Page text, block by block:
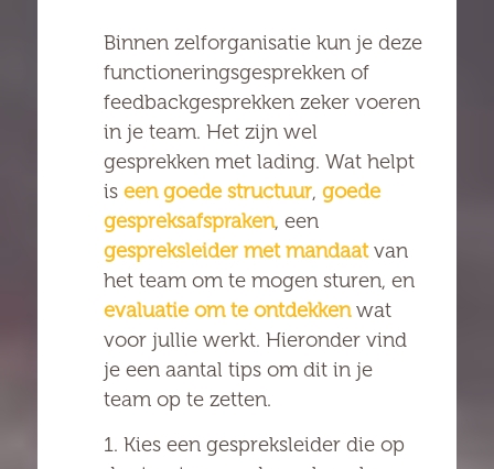
Binnen zelforganisatie kun je deze
functioneringsgesprekken of
feedbackgesprekken zeker voeren
in je team. Het zijn wel
gesprekken met lading. Wat helpt
is een goede structuur, goede
gespreksafspraken, een
gespreksleider met mandaatvan
het team om te mogen sturen, en
evaluatie om te ontdekkenwat
voor jullie werkt. Hieronder vind
je een aantal tips om dit in je
team op te zetten.
1. Kies een gespreksleider die op